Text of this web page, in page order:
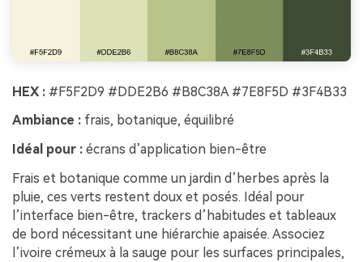
HEX : #F5F2D9 #DDE2B6 #B8C38A #7E8F5D #3F4B33
Ambiance : frais, botanique, équilibré
Idéal pour : écrans d’application bien-être
Frais et botanique comme un jardin d’herbes après la
pluie, ces verts restent doux et posés. Idéal pour
l’interface bien-être, trackers d’habitudes et tableaux
de bord nécessitant une hiérarchie apaisée. Associez
l’ivoire crémeux à la sauge pour les surfaces principales,